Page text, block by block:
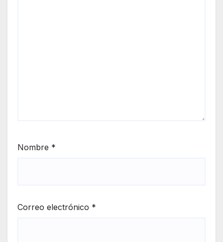
Nombre *
Correo electrónico *